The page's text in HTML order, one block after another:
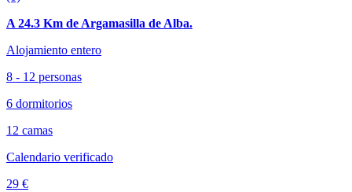
A 24.3 Km de Argamasilla de Alba.
Alojamiento entero
8 - 12 personas
6 dormitorios
12 camas
Calendario verificado
29 €